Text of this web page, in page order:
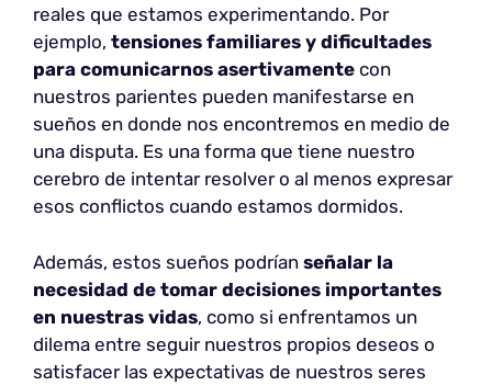
reales que estamos experimentando. Por
ejemplo, tensiones familiares y dificultades
para comunicarnos asertivamente con
nuestros parientes pueden manifestarse en
sueños en donde nos encontremos en medio de
una disputa. Es una forma que tiene nuestro
cerebro de intentar resolver o al menos expresar
esos conflictos cuando estamos dormidos.
Además, estos sueños podrían señalar la
necesidad de tomar decisiones importantes
en nuestras vidas, como si enfrentamos un
dilema entre seguir nuestros propios deseos o
satisfacer las expectativas de nuestros seres